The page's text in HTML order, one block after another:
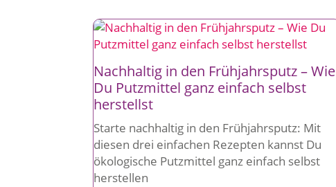
Nachhaltig in den Frühjahrsputz – Wie
Du Putzmittel ganz einfach selbst
herstellst
Starte nachhaltig in den Frühjahrsputz: Mit
diesen drei einfachen Rezepten kannst Du
ökologische Putzmittel ganz einfach selbst
herstellen